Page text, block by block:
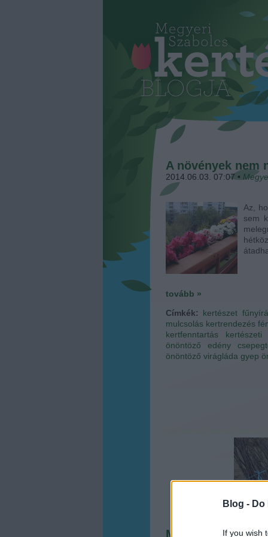
Blog -
If you wish
A növények nem
2014.06.03. 07:07 •
Az,
sem
tovább »
Címkék: kertészet
mulcsolás kertrendezés
kertfenntartás
kertészeti
önöntöző edény
önöntöző virágláda gyep
Megüti a